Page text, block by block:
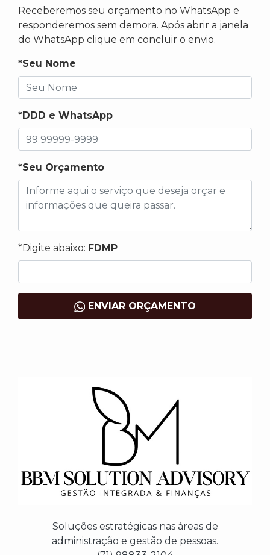
Receberemos seu orçamento no WhatsApp e
responderemos sem demora. Após abrir a janela
do WhatsApp clique em concluir o envio.
*Seu Nome
*DDD e WhatsApp
*Seu Orçamento
*Digite abaixo: FDMP
ENVIAR ORÇAMENTO
Soluções estratégicas nas áreas de
administração e gestão de pessoas.